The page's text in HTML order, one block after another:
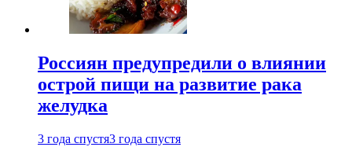
Россиян предупредили о влиянии
острой пищи на развитие рака
желудка
3 года спустя3 года спустя